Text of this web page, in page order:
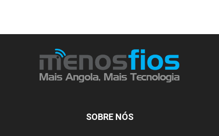
SOBRE NÓS